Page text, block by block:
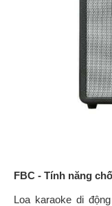
FBC - Tính năng
Loa karaoke di